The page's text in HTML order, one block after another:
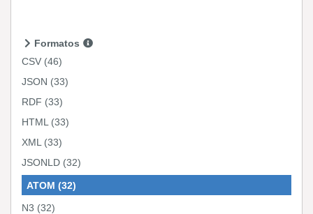
Formatos
CSV (46)
JSON (33)
RDF (33)
HTML (33)
XML (33)
JSONLD (32)
ATOM (32)
N3 (32)